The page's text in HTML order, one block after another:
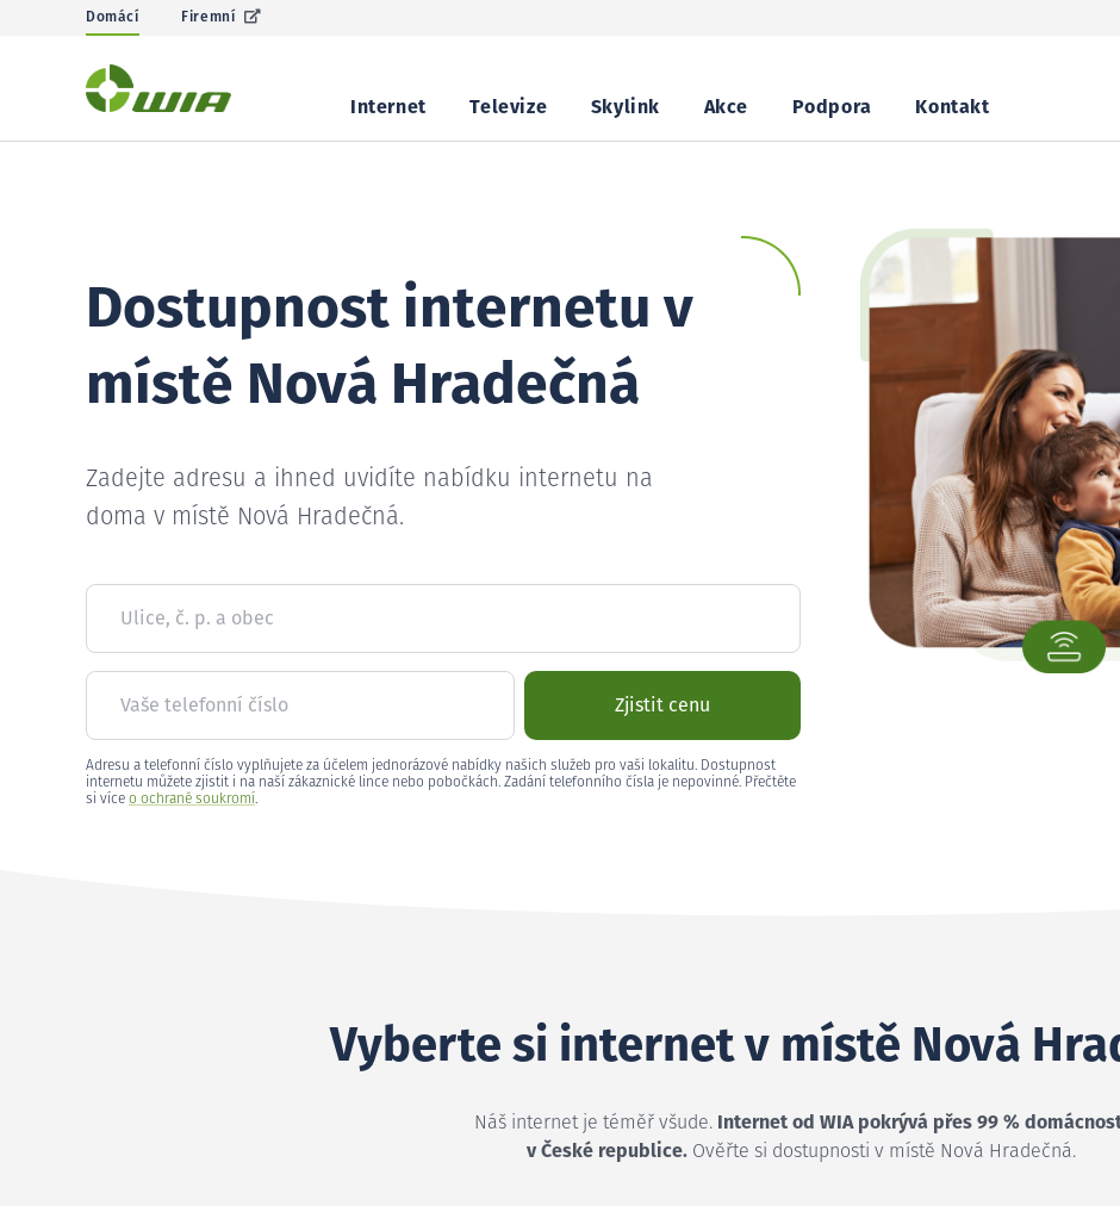
Domácí Firemní
Internet Televize Skylink Akce Podpora Kontakt
Dostupnost internetu v
místě Nová Hradečná
Zadejte adresu a ihned uvidíte nabídku internetu na
doma v místě Nová Hradečná.
Ulice, č. p. a obec
Vaše telefonní číslo Zjistit cenu
Adresu a telefonní číslo vyplňujete za účelem jednorázové nabídky našich služeb pro vaši lokalitu. Dostupnost
internetu můžete zjistit i na naší zákaznické lince nebo pobočkách. Zadání telefonního čísla je nepovinné. Přečtěte
si více o ochraně soukromí.
Vyberte si internet v místě Nová
Náš internet je téměř všude.
Internet od WIA pokrývá přes 99 %
v České republice.Ověřte si dostupnosti v místě Nová Hradečná.